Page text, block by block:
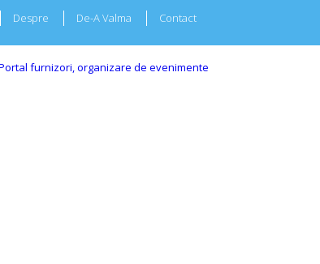
Despre De-A Valma Contact